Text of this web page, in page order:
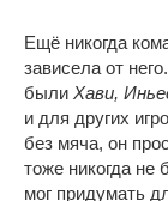
Ещё никогда
зависела от
были Хави,
и для других
без мяча, он
тоже никогда
мог придумать